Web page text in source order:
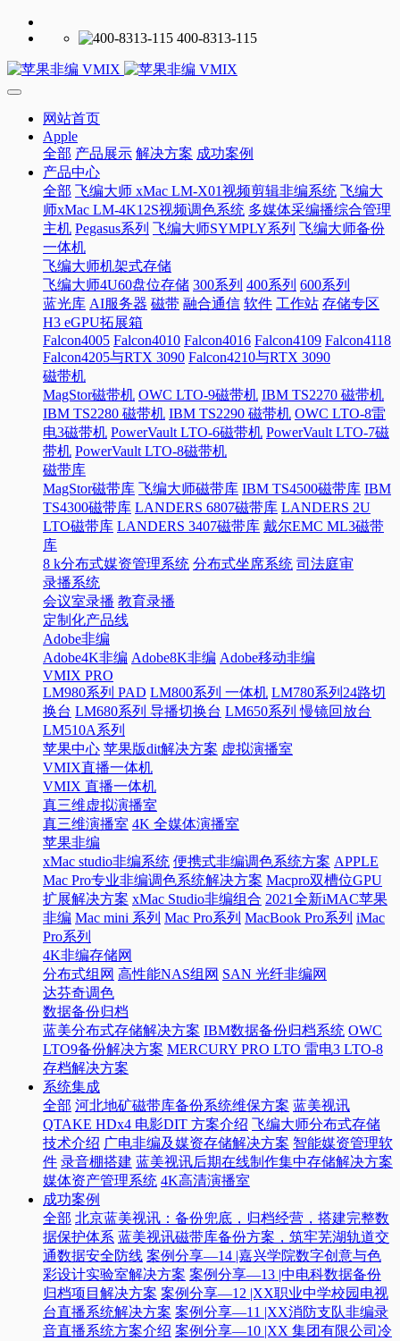
400-8313-115
网站首页
Apple
全部 产品展示 解决方案 成功案例
产品中心
全部 飞编大师 xMac LM-X01视频剪辑非编系统 飞编大
师xMac LM-4K12S视频调色系统 多媒体采编播综合管理
主机 Pegasus系列 飞编大师SYMPLY系列 飞编大师备份
一体机
飞编大师机架式存储
飞编大师4U60盘位存储 300系列 400系列 600系列
蓝光库 AI服务器 磁带 融合通信 软件 工作站 存储专区
H3 eGPU拓展箱
Falcon4005 Falcon4010 Falcon4016 Falcon4109 Falcon4118
Falcon4205与RTX 3090 Falcon4210与RTX 3090
磁带机
MagStor磁带机 OWC LTO-9磁带机 IBM TS2270 磁带机
IBM TS2280 磁带机 IBM TS2290 磁带机 OWC LTO-8雷
电3磁带机 PowerVault LTO-6磁带机 PowerVault LTO-7磁
带机 PowerVault LTO-8磁带机
磁带库
MagStor磁带库 飞编大师磁带库 IBM TS4500磁带库 IBM
TS4300磁带库 LANDERS 6807磁带库 LANDERS 2U
LTO磁带库 LANDERS 3407磁带库 戴尔EMC ML3磁带
库
8 k分布式媒资管理系统 分布式坐席系统 司法庭审
录播系统
会议室录播 教育录播
定制化产品线
Adobe非编
Adobe4K非编 Adobe8K非编 Adobe移动非编
VMIX PRO
LM980系列 PAD LM800系列 一体机 LM780系列24路切
换台 LM680系列 导播切换台 LM650系列 慢镜回放台
LM510A系列
苹果中心 苹果版dit解决方案 虚拟演播室
VMIX直播一体机
VMIX 直播一体机
真三维虚拟演播室
真三维演播室 4K 全媒体演播室
苹果非编
xMac studio非编系统 便携式非编调色系统方案 APPLE
Mac Pro专业非编调色系统解决方案 Macpro双槽位GPU
扩展解决方案 xMac Studio非编组合 2021全新iMAC苹果
非编 Mac mini 系列 Mac Pro系列 MacBook Pro系列 iMac
Pro系列
4K非编存储网
分布式组网 高性能NAS组网 SAN 光纤非编网
达芬奇调色
数据备份归档
蓝美分布式存储解决方案 IBM数据备份归档系统 OWC
LTO9备份解决方案 MERCURY PRO LTO 雷电3 LTO-8
存档解决方案
系统集成
全部 河北地矿磁带库备份系统维保方案 蓝美视讯
QTAKE HDx4 电影DIT 方案介绍 飞编大师分布式存储
技术介绍 广电非编及媒资存储解决方案 智能媒资管理软
件 录音棚搭建 蓝美视讯后期在线制作集中存储解决方案
媒体资产管理系统 4K高清演播室
成功案例
全部 北京蓝美视讯：备份兜底，归档经营，搭建完整数
据保护体系 蓝美视讯磁带库备份方案，筑牢芜湖轨道交
通数据安全防线 案例分享—14 |嘉兴学院数字创意与色
彩设计实验室解决方案 案例分享—13 |中电科数据备份
归档项目解决方案 案例分享—12 |XX职业中学校园电视
台直播系统解决方案 案例分享—11 |XX消防支队非编录
音直播系统方案介绍 案例分享—10 |XX 集团有限公司冷